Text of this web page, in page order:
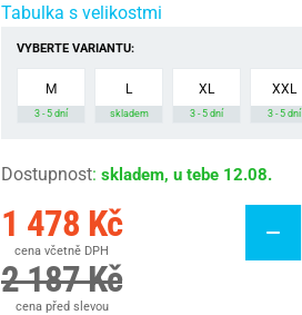
Tabulka s velikostmi
VYBERTE VARIANTU:
M
3 - 5 dní
L
skladem
XL
3 - 5 dní
XXL
3 - 5 dní
Dostupnost: skladem, u tebe 12.08.
1 478 Kč
cena včetně DPH
2 187 Kč
cena před slevou